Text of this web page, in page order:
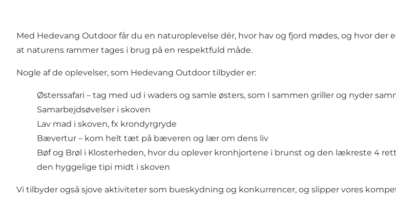
Med Hedevang Outdoor får du en naturoplevelse dér, hvor hav og fjord mødes, og hvor der
at naturens rammer tages i brug på en respektfuld måde.
Nogle af de oplevelser, som Hedevang Outdoor tilbyder er:
Østerssafari – tag med ud i waders og samle østers, som I sammen griller og nyder
Samarbejdsøvelser i skoven
Lav mad i skoven, fx krondyrgryde
Bævertur – kom helt tæt på bæveren og lær om dens liv
Bøf og Brøl i Klosterheden, hvor du oplever kronhjortene i brunst og den lækreste 4
den hyggelige tipi midt i skoven
Vi tilbyder også sjove aktiviteter som bueskydning og konkurrencer, og slipper vores